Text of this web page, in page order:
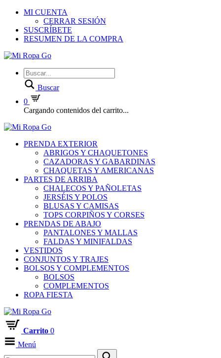
MI CUENTA
CERRAR SESIÓN
SUSCRÍBETE
RESUMEN DE LA COMPRA
Buscar
0
Cargando contenidos del carrito...
PRENDA EXTERIOR
ABRIGOS Y CHAQUETONES
CAZADORAS Y GABARDINAS
CHAQUETAS Y AMERICANAS
PARTES DE ARRIBA
CHALECOS Y PAÑOLETAS
JERSÉIS Y POLOS
BLUSAS Y CAMISAS
TOPS CORPIÑOS Y CORSES
PRENDAS DE ABAJO
PANTALONES Y MALLAS
FALDAS Y MINIFALDAS
VESTIDOS
CONJUNTOS Y TRAJES
BOLSOS Y COMPLEMENTOS
BOLSOS
COMPLEMENTOS
ROPA FIESTA
Carrito 0
Menú